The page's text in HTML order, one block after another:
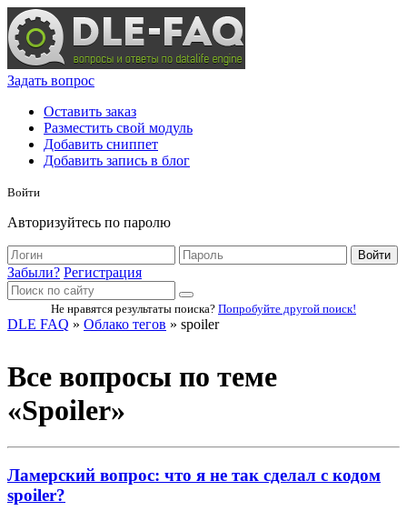
Задать вопрос
Оставить заказ
Разместить свой модуль
Добавить сниппет
Добавить запись в блог
Войти
Авторизуйтесь по паролю
Войти
Забыли? Регистрация
Не нравятся результаты поиска? Попробуйте другой поиск!
DLE FAQ » Облако тегов » spoiler
Все вопросы по теме
«Spoiler»
Ламерский вопрос: что я не так сделал с кодом
spoiler?